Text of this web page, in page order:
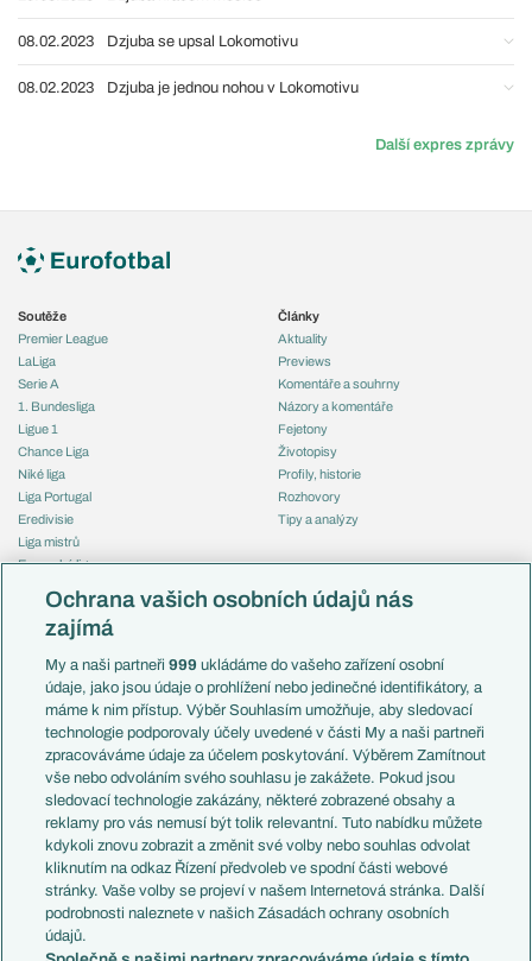
08.02.2023 Dzjuba se upsal Lokomotivu
08.02.2023 Dzjuba je jednou nohou v Lokomotivu
Další expres zprávy
Soutěže
Premier League
LaLiga
Serie A
1. Bundesliga
Ligue 1
Chance Liga
Niké liga
Liga Portugal
Eredivisie
Liga mistrů
Evropská liga
Mistrovství světa
Liga národů
Témata
Představení týmů MS
EuroSkauting
PL v kostce
Evropské koeficienty
Přestupy
Přestupové spekulace
Zranění
Kluby
Arsenal FC
Chelsea FC
Články
Aktuality
Previews
Komentáře a souhrny
Názory a komentáře
Fejetony
Životopisy
Profily, historie
Rozhovory
Tipy a analýzy
Česko
Francie
Itálie
Německo
Španělsko
Argentina
Brazílie
Přestupy
Zápasy
Livescore
Tipovací soutěž
Ochrana vašich osobních údajů nás
zajímá
My a naši partneři999 ukládáme do vašeho zařízení osobní
údaje, jako jsou údaje o prohlížení nebo jedinečné identifikátory, a
máme k nim přístup. Výběr Souhlasím umožňuje, aby sledovací
technologie podporovaly účely uvedené v části My a naši partneři
zpracováváme údaje za účelem poskytování. Výběrem Zamítnout
vše nebo odvoláním svého souhlasu je zakážete. Pokud jsou
sledovací technologie zakázány, některé zobrazené obsahy a
reklamy pro vás nemusí být tolik relevantní. Tuto nabídku můžete
kdykoli znovu zobrazit a změnit své volby nebo souhlas odvolat
kliknutím na odkaz Řízení předvoleb ve spodní části webové
stránky. Vaše volby se projeví v našem Internetová stránka. Další
podrobnosti naleznete v našich Zásadách ochrany osobních
údajů.